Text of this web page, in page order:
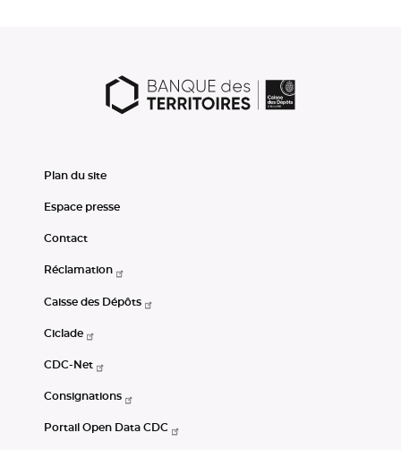
Plan du site
Espace presse
Contact
Réclamation
Caisse des Dépôts
Ciclade
CDC-Net
Consignations
Portail Open Data CDC